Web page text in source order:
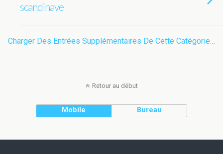
scandinave
Charger Des Entrées Supplémentaires De Cette Catégorie…
Retour au début
Mobile Bureau